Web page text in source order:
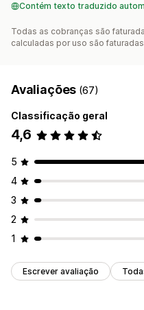
Contém texto traduzido
Todas as cobranças são
calculadas por uso são
Avaliações (67)
Classificação geral
4,6
5
4
3
2
1
Escrever avaliação